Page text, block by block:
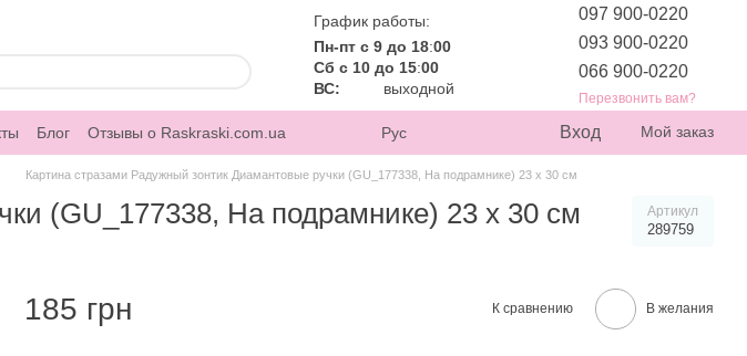
График работы:
Пн-пт с 9 до 18:00
Сб с 10 до 15:00
ВС:
выходной
097 900-0220
093 900-0220
066 900-0220
Перезвонить вам?
Блог Отзывы о Raskraski.com.ua Рус Вход Мой заказ
Картина стразами Радужный зонтик Диамантовые ручки (GU_177338, На подрамнике) 23 х 30 см
(GU_177338, На подрамнике) 23 х 30 см Артикул
289759
185 грн К сравнению В желания